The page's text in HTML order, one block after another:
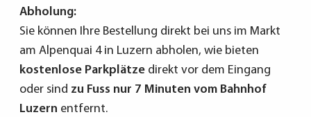
Abholung:
Sie können Ihre Bestellung direkt bei uns im Markt
am Alpenquai 4 in Luzern abholen, wie bieten
kostenlose Parkplätze direkt vor dem Eingang
oder sind zu Fuss nur 7 Minuten vom Bahnhof
Luzern entfernt.